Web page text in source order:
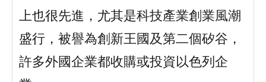
上也很先進，尤其是科技產業創業風潮
盛行，被譽為創新王國及第二個矽谷，
許多外國企業都收購或投資以色列企